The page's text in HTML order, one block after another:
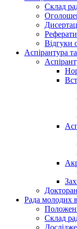
Склад
Відгуки
Аспірантура
Рада молодих
Склад